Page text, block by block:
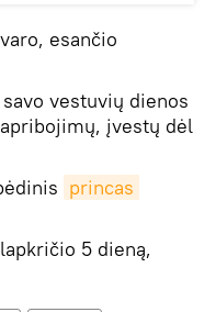
esančio
vestuvių dienos
įvestų dėl
princas
5 dieną,